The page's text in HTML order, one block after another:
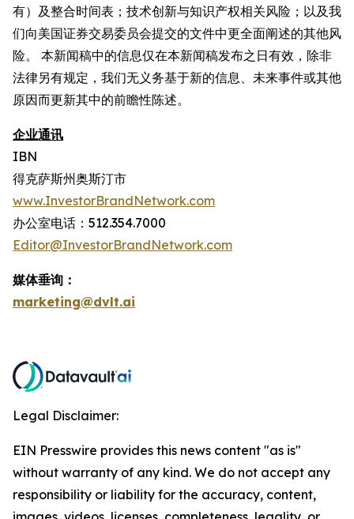
有）及整合时间表；技术创新与知识产权相关风险；以及我
们向美国证券交易委员会提交的文件中更全面阐述的其他风
险。 本新闻稿中的信息仅在本新闻稿发布之日有效，除非
法律另有规定，我们无义务基于新的信息、未来事件或其他
原因而更新其中的前瞻性陈述。
企业通讯
IBN
得克萨斯州奥斯汀市
www.InvestorBrandNetwork.com
办公室电话：512.354.7000
Editor@InvestorBrandNetwork.com
媒体垂询：
marketing@dvlt.ai
Legal Disclaimer:
EIN Presswire provides this news content "as is"
without warranty of any kind. We do not accept any
responsibility or liability for the accuracy, content,